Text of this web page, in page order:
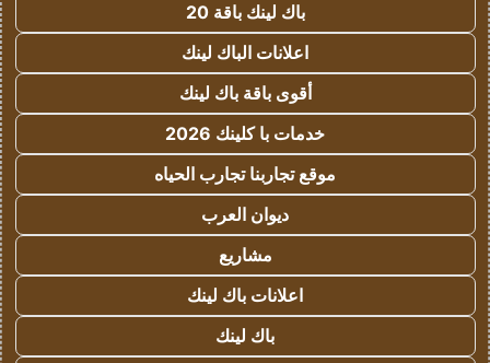
باك لينك باقة 20
اعلانات الباك لينك
أقوى باقة باك لينك
خدمات با كلينك 2026
موقع تجاربنا تجارب الحياه
ديوان العرب
مشاريع
اعلانات باك لينك
باك لينك